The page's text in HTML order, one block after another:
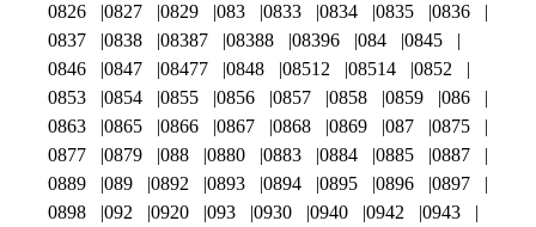
0826
0827 0829 083 0833 0834 0835
0836
0837
0838 08387 08388 08396 084
0845
0846
0847 08477 0848 08512 08514
0852
0853
0854 0855 0856 0857 0858 0859
086
0863
0865 0866 0867 0868 0869 087
0875
0877
0879 088 0880 0883 0884 0885
0887
0889
089 0892 0893 0894 0895 0896
0897
0898
092 0920 093 0930 0940 0942
0943